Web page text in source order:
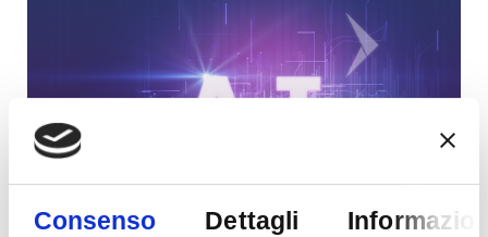
Consenso Dettagli